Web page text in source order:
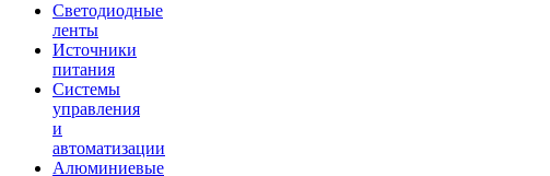
Светодиодные
ленты
Источники
питания
Системы
управления
и
автоматизации
Алюминиевые